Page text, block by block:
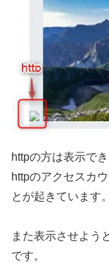
httpの方は表示でき
httpのアクセスカ
とが起きています。
また表示させよう
です。